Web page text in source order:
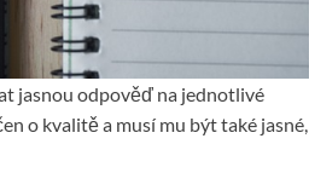
jasnou odpověď na jednotlivé
o kvalitě a musí mu být také jasné,